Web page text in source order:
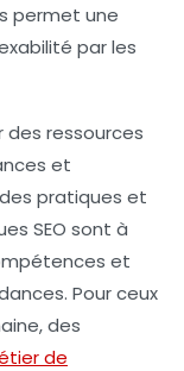
permet une
par les
des ressources
et
pratiques et
SEO sont à
et
Pour ceux
des
de